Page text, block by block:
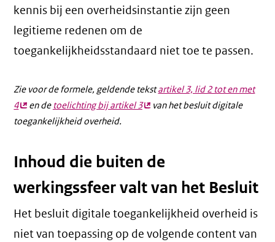
kennis bij een overheidsinstantie zijn geen
legitieme redenen om de
toegankelijkheidsstandaard niet toe te passen.
Zie voor de formele, geldende tekstartikel 3, lid 2 tot en met
4(externe
link)
en de toelichting bij artikel 3(externe
van het besluit digitale
toegankelijkheid overheid.
Inhoud die buiten de
werkingssfeer valt van het Besluit
Het besluit digitale toegankelijkheid overheid is
niet van toepassing op de volgende content van